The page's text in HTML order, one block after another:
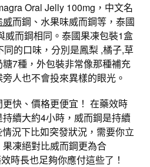
Oral Jelly 100mg，中文名
威而鋼、水果味威而鋼等，泰國
威而鋼相同。泰國果凍包裝1盒
的口味，分別是鳳梨 ,橘子,草
7種，外包裝非常像那種補充
人也不會投來異樣的眼光。
快、價格更便宜！ 在藥效時
持續大約4小時，威而鋼是持續
況下比如突發狀況，需要你立
凍絕對比威而鋼更為合
時長也足夠你應付這些了！